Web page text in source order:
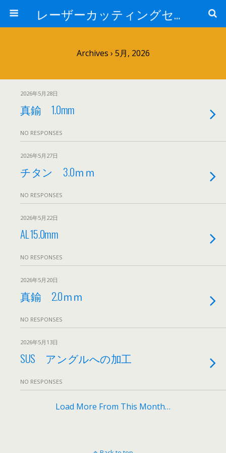
レーザーカッティングセンター 株式会社 中本鉄工所
Archives › 5月, 2026
2026年5月28日
真鍮 1.0mm
NO RESPONSES
2026年5月27日
チタン 3.0ｍｍ
NO RESPONSES
2026年5月22日
AL 15.0mm
NO RESPONSES
2026年5月20日
真鍮 2.0ｍｍ
NO RESPONSES
2026年5月13日
SUS アングルへの加工
NO RESPONSES
Load More From This Month…